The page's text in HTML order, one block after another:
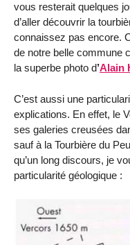
vous resterait quelques
d’aller découvrir la
connaissez pas encore.
de notre belle commune
la superbe photo d’Alain
C’est aussi une
explications. En effet, le
ses galeries creusées
sauf à la Tourbière du
qu’un long discours, je
particularité géologique :